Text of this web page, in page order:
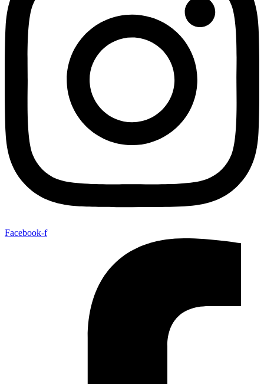
Facebook-f